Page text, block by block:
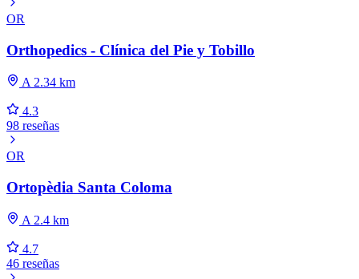
OR
Orthopedics - Clínica del Pie y Tobillo
A 2.34 km
4.3
98 reseñas
OR
Ortopèdia Santa Coloma
A 2.4 km
4.7
46 reseñas